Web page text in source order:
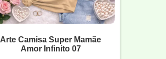
Arte Camisa Super Mamãe
Amor Infinito 07